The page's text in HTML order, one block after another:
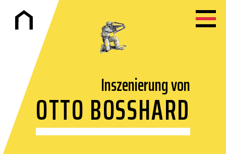
Inszenierung von
OTTO BOSSHARD